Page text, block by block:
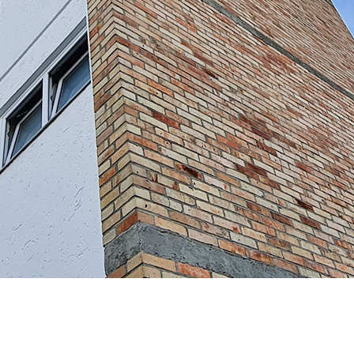
STELLENANGEBOTE
Aktuell
KONTAKT
Adressdaten
Kontaktformular
Impressum